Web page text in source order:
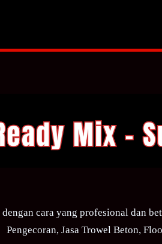
cara yang profesional dan
Pengecoran, Jasa Trowel Beton,